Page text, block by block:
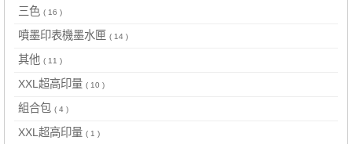
三色 ( 16 )
噴墨印表機墨水匣 ( 14 )
其他 ( 11 )
XXL超高印量 ( 10 )
組合包 ( 4 )
XXL超高印量 ( 1 )